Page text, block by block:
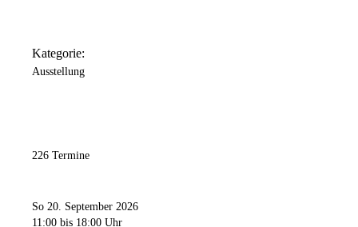
Kategorie:
Ausstellung
226 Termine
So 20. September 2026
11:00 bis 18:00 Uhr